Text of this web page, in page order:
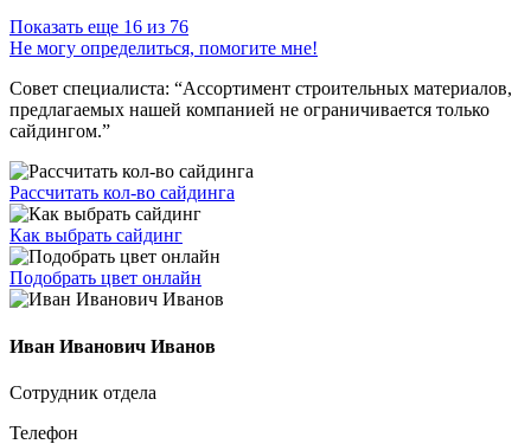
Показать еще 16 из 76
Не могу определиться, помогите мне!
Совет специалиста: “Ассортимент строительных материалов,
предлагаемых нашей компанией не ограничивается только
сайдингом.”
Рассчитать кол-во сайдинга
Как выбрать сайдинг
Подобрать цвет онлайн
Иван Иванович Иванов
Сотрудник отдела
Телефон